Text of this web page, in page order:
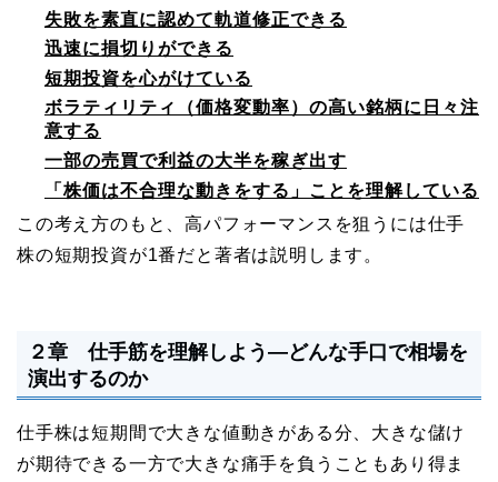
失敗を素直に認めて軌道修正できる
迅速に損切りができる
短期投資を心がけている
ボラティリティ（価格変動率）の高い銘柄に日々注
意する
一部の売買で利益の大半を稼ぎ出す
「株価は不合理な動きをする」ことを理解している
この考え方のもと、高パフォーマンスを狙うには仕手
株の短期投資が1番だと著者は説明します。
２章 仕手筋を理解しよう―どんな手口で相場を
演出するのか
仕手株は短期間で大きな値動きがある分、大きな儲け
が期待できる一方で大きな痛手を負うこともあり得ま